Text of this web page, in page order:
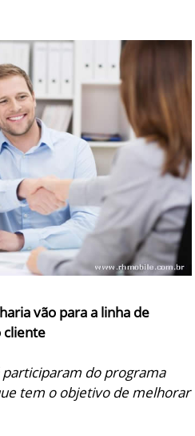
CONOSCO
vão para a linha de
cliente
do programa
tem o objetivo de melhorar